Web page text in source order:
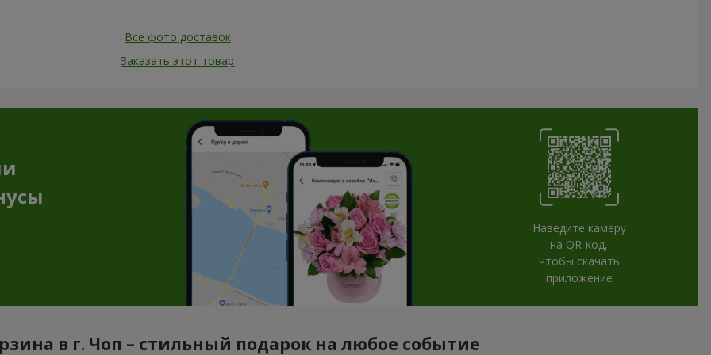
Все фото доставок
Заказать этот товар
Наведите камеру
на QR-код,
чтобы скачать
приложение
в г. Чоп – стильный подарок на любое событие